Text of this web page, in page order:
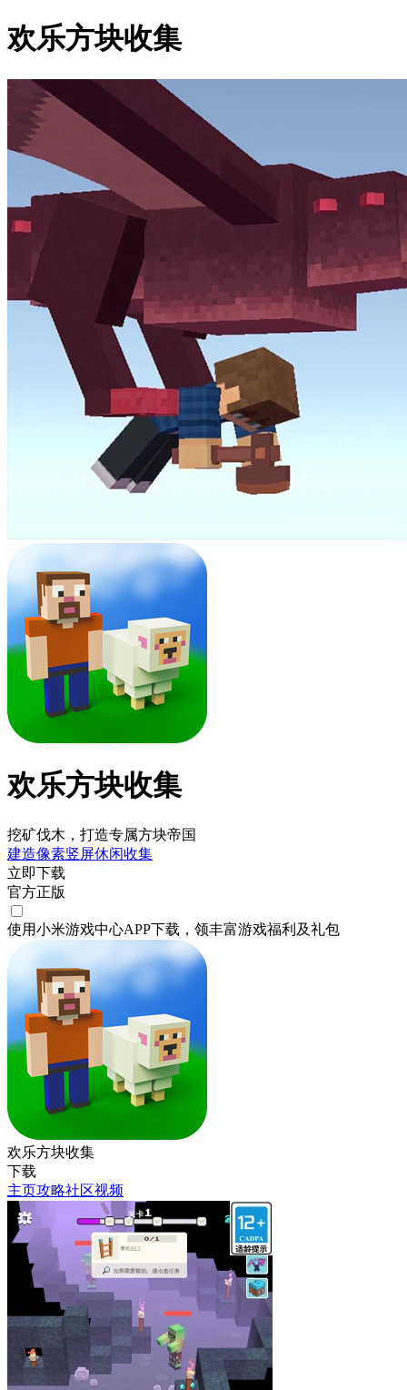
欢乐方块收集
欢乐方块收集
挖矿伐木，打造专属方块帝国
建造像素竖屏休闲收集
立即下载
官方正版
使用小米游戏中心APP下载 ，领丰富游戏福利 及礼包
欢乐方块收集
下载
主页攻略社区视频